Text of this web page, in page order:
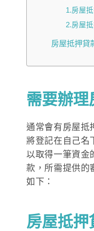
1.房屋
2.房屋
房屋抵押貸
需要辦理
通常會有房屋抵
將登記在自己名
以取得一筆資金
款，所需提供的
如下：
房屋抵押